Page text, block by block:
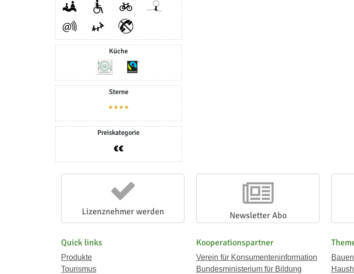
Küche
Sterne
★★★★
Preiskategorie
Lizenznehmer werden Newsletter Abo
Quick links
Produkte
Tourismus
Kooperationspartner
Verein für Konsumenteninformation
Bundesministerium für Bildung